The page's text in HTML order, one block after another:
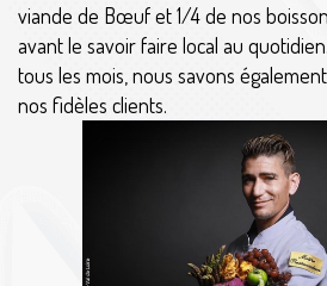
viande de Bœuf et 1/4 de nos
avant le savoir faire local au
tous les mois, nous savons
nos fidèles clients.